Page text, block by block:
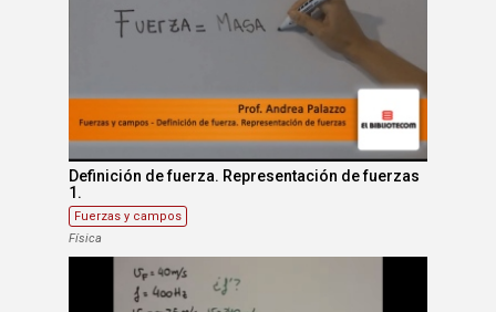
Definición de fuerza. Representación de fuerzas
1.
Fuerzas y campos
Física